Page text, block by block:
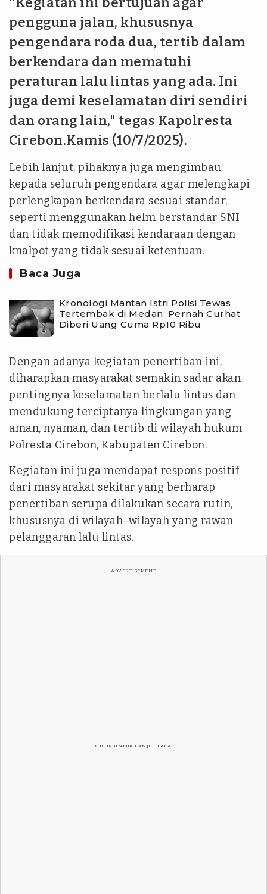
pengguna jalan, khususnya
pengendara roda dua, tertib dalam
berkendara dan mematuhi
peraturan lalu lintas yang ada. Ini
juga demi keselamatan diri sendiri
dan orang lain," tegas Kapolresta
Cirebon.Kamis (10/7/2025).
Lebih lanjut, pihaknya juga mengimbau
kepada seluruh pengendara agar melengkapi
perlengkapan berkendara sesuai standar,
seperti menggunakan helm berstandar SNI
dan tidak memodifikasi kendaraan dengan
knalpot yang tidak sesuai ketentuan.
Baca Juga
Kronologi Mantan Istri Polisi Tewas
Tertembak di Medan: Pernah Curhat
Diberi Uang Cuma Rp10 Ribu
Dengan adanya kegiatan penertiban ini,
diharapkan masyarakat semakin sadar akan
pentingnya keselamatan berlalu lintas dan
mendukung terciptanya lingkungan yang
aman, nyaman, dan tertib di wilayah hukum
Polresta Cirebon, Kabupaten Cirebon.
Kegiatan ini juga mendapat respons positif
dari masyarakat sekitar yang berharap
penertiban serupa dilakukan secara rutin,
khususnya di wilayah-wilayah yang rawan
pelanggaran lalu lintas.
ADVERTISEMENT
GULIR UNTUK LANJUT BACA